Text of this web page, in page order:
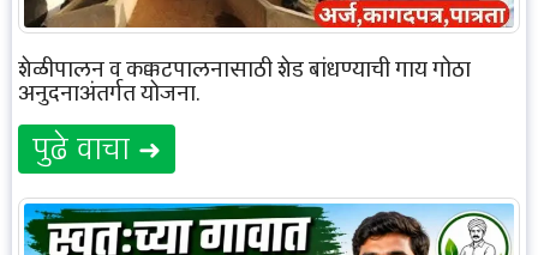
शेळीपालन व कुक्कुटपालनासाठी शेड बांधण्याची गाय गोठा
अनुदनाअंतर्गत योजना.
पुढे वाचा ➜